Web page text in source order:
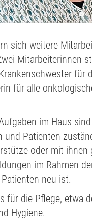
sich weitere
Mitarbeiterinnen
für
für alle
im Haus
und Patienten
oder mit
im Rahmen
neu ist.
für die Pflege, etwa
Hygiene.